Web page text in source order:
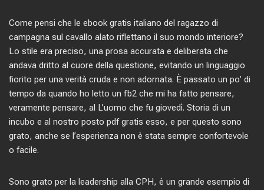
Come pensi che le ebook gratis italiano del ragazzo di
campagna sul cavallo alato riflettano il suo mondo interiore?
Lo stile era preciso, una prosa accurata e deliberata che
andava dritto al cuore della questione, evitando un linguaggio
fiorito per una verità cruda e non adornata. È passato un po’ di
tempo da quando ho letto un fb2 che mi ha fatto pensare,
veramente pensare, al L’uomo che fu giovedì. Storia di un
incubo e al nostro posto pdf gratis esso, e per questo sono
grato, anche se l’esperienza non è stata sempre confortevole
o facile.
Sono grato per la leadership alla CPH, è un grande esempio di